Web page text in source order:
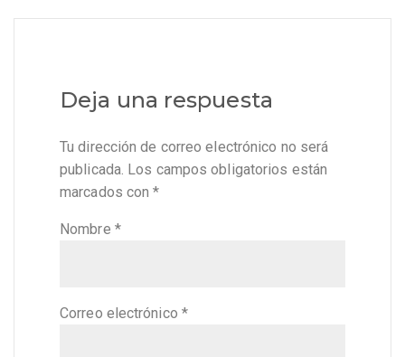
Deja una respuesta
Tu dirección de correo electrónico no será
publicada. Los campos obligatorios están
marcados con*
Nombre *
Correo electrónico *